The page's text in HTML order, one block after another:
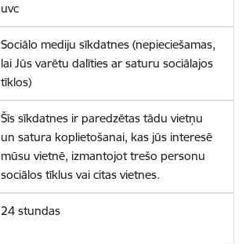
uvc
Sociālo mediju sīkdatnes (nepieciešamas,
lai Jūs varētu dalīties ar saturu sociālajos
tīklos)
Šīs sīkdatnes ir paredzētas tādu vietņu
un satura koplietošanai, kas jūs interesē
mūsu vietnē, izmantojot trešo personu
sociālos tīklus vai citas vietnes.
24 stundas